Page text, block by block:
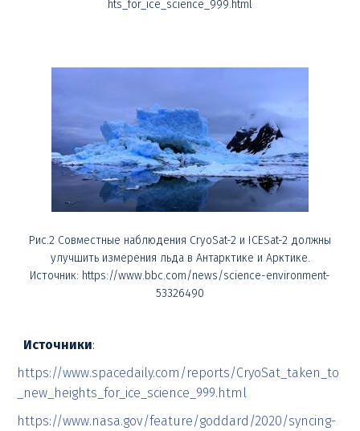
hts_for_ice_science_999.html
Рис.2 Совместные наблюдения CryoSat-2 и ICESat-2 должны
улучшить измерения льда в Антарктике и Арктике.
Источник: https://www.bbc.com/news/science-environment-
53326490
Источники:
https://www.spacedaily.com/reports/CryoSat_taken_to
_new_heights_for_ice_science_999.html
https://www.nasa.gov/feature/goddard/2020/syncing-